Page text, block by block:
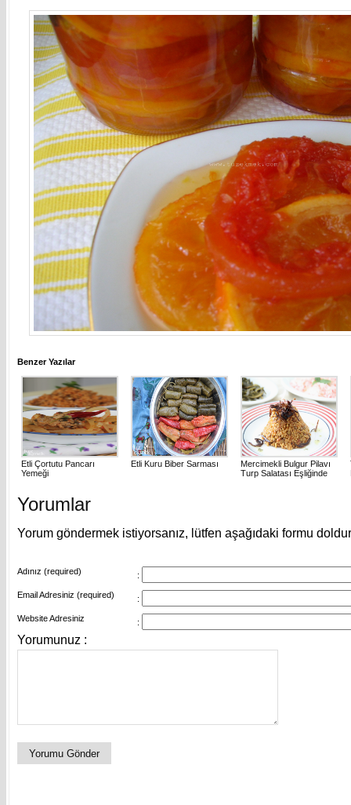
Benzer Yazılar
Etli Çortutu Pancarı
Yemeği
Etli Kuru Biber Sarması
Mercimekli Bulgur Pilavı
Turp Salatası Eşliğinde
Yorumlar
Yorum göndermek istiyorsanız, lütfen aşağıdaki formu
Adınız (required) :
Email Adresiniz (required) :
Website Adresiniz :
Yorumunuz :